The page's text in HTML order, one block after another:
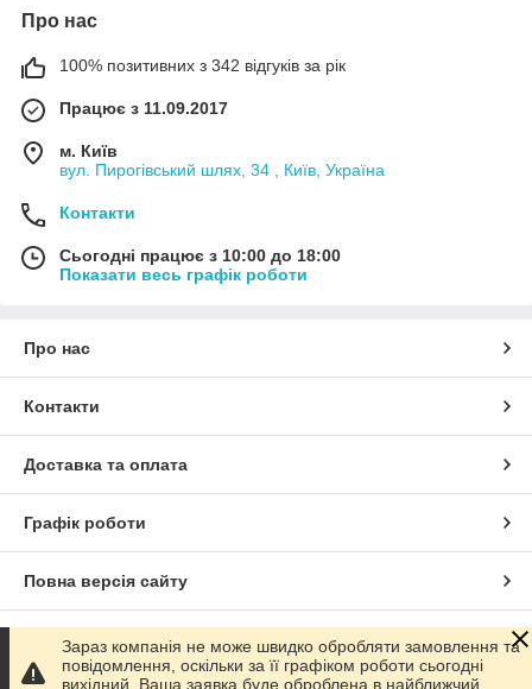
Про нас
100% позитивних з 342 відгуків за рік
Працює з 11.09.2017
м. Київ
вул. Пирогівський шлях, 34 , Київ, Україна
Контакти
Сьогодні працює з 10:00 до 18:00
Показати весь графік роботи
Про нас
Контакти
Доставка та оплата
Графік роботи
Повна версія сайту
Сайт створено на маркетплейсі Prom.ua
Зараз компанія не може швидко обробляти замовлення та
повідомлення, оскільки за її графіком роботи сьогодні
вихідний. Ваша заявка буде оброблена в найближчий